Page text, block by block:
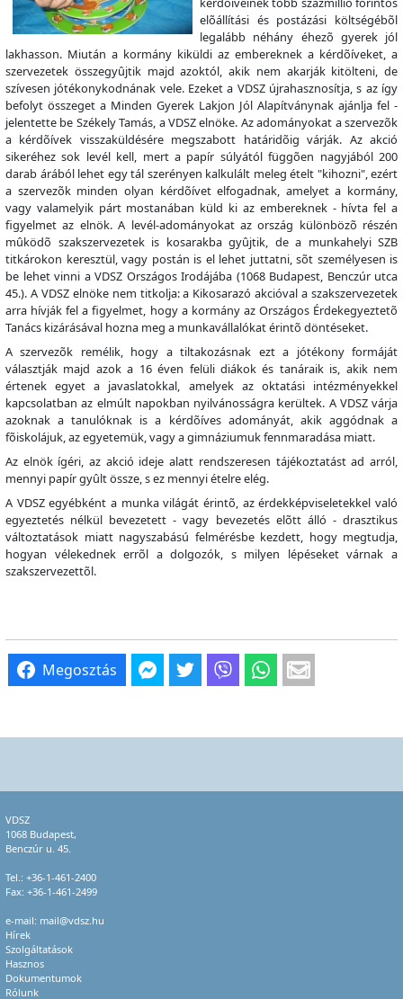
elõállítási és postázási költségébõl
legalább néhány éhezõ gyerek jól
lakhasson. Miután a kormány kiküldi az embereknek a kérdõíveket, a
szervezetek összegyûjtik majd azoktól, akik nem akarják kitölteni, de
szívesen jótékonykodnának vele. Ezeket a VDSZ újrahasznosítja, s az így
befolyt összeget a Minden Gyerek Lakjon Jól Alapítványnak ajánlja fel -
jelentette be Székely Tamás, a VDSZ elnöke. Az adományokat a szervezõk
a kérdõívek visszaküldésére megszabott határidõig várják. Az akció
sikeréhez sok levél kell, mert a papír súlyától függõen nagyjából 200
darab árából lehet egy tál szerényen kalkulált meleg ételt "kihozni", ezért
a szervezõk minden olyan kérdõívet elfogadnak, amelyet a kormány,
vagy valamelyik párt mostanában küld ki az embereknek - hívta fel a
figyelmet az elnök. A levél-adományokat az ország különbözõ részén
mûködõ szakszervezetek is kosarakba gyûjtik, de a munkahelyi SZB
titkárokon keresztül, vagy postán is el lehet juttatni, sõt személyesen is
be lehet vinni a VDSZ Országos Irodájába (1068 Budapest, Benczúr utca
45.). A VDSZ elnöke nem titkolja: a Kikosarazó akcióval a szakszervezetek
arra hívják fel a figyelmet, hogy a kormány az Országos Érdekegyeztetõ
Tanács kizárásával hozna meg a munkavállalókat érintõ döntéseket.
A szervezõk remélik, hogy a tiltakozásnak ezt a jótékony formáját
választják majd azok a 16 éven felüli diákok és tanáraik is, akik nem
értenek egyet a javaslatokkal, amelyek az oktatási intézményekkel
kapcsolatban az elmúlt napokban nyilvánosságra kerültek. A VDSZ várja
azoknak a tanulóknak is a kérdõíves adományát, akik aggódnak a
fõiskolájuk, az egyetemük, vagy a gimnáziumuk fennmaradása miatt.
Az elnök ígéri, az akció ideje alatt rendszeresen tájékoztatást ad arról,
mennyi papír gyûlt össze, s ez mennyi ételre elég.
A VDSZ egyébként a munka világát érintõ, az érdekképviseletekkel való
egyeztetés nélkül bevezetett - vagy bevezetés elõtt álló - drasztikus
változtatások miatt nagyszabású felmérésbe kezdett, hogy megtudja,
hogyan vélekednek errõl a dolgozók, s milyen lépéseket várnak a
szakszervezettõl.
Megosztás
VDSZ
1068 Budapest,
Benczúr u. 45.
Tel.: +36-1-461-2400
Fax: +36-1-461-2499
e-mail: mail@vdsz.hu
Hírek
Szolgáltatások
Hasznos
Dokumentumok
Rólunk